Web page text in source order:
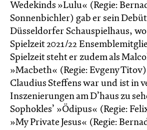
Wedekinds »Lulu« (Regie:
Sonnenbichler) gab er sein
Düsseldorfer Schauspielhaus,
Spielzeit 2021/22
Spielzeit steht er zudem als
»Macbeth« (Regie: Evgeny
Claudius Steffens war und ist in
Inszenierungen am D’haus zu
Sophokles’ »Ödipus« (Regie:
»My Private Jesus« (Regie: